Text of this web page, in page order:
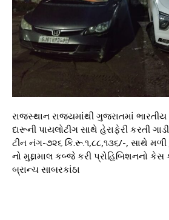
રાજસ્થાન રાજયમાંથી ગુજરાતમાં
દારૂની પાયલોટીંગ સાથે હેરાફેરી કરતી
ટીન નંગ-૭૨૬ કિ.રૂ.૧,૮૮,૧૩૬/-, સાથે
નો મુદ્દામાલ કબ્જે કરી પ્રોહિબિશનનો
બ્રાન્ચ સાબરકાંઠા